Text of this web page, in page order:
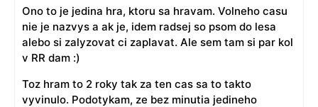
Ono to je jedina hra, ktoru sa hravam. Volneho casu
nie je nazvys a ak je, idem radsej so psom do lesa
alebo si zalyzovat ci zaplavat. Ale sem tam si par kol
v RR dam :)
Toz hram to 2 roky tak za ten cas sa to takto
vyvinulo. Podotykam, ze bez minutia jedineho